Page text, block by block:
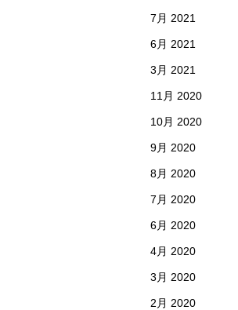
7月 2021
6月 2021
3月 2021
11月 2020
10月 2020
9月 2020
8月 2020
7月 2020
6月 2020
4月 2020
3月 2020
2月 2020